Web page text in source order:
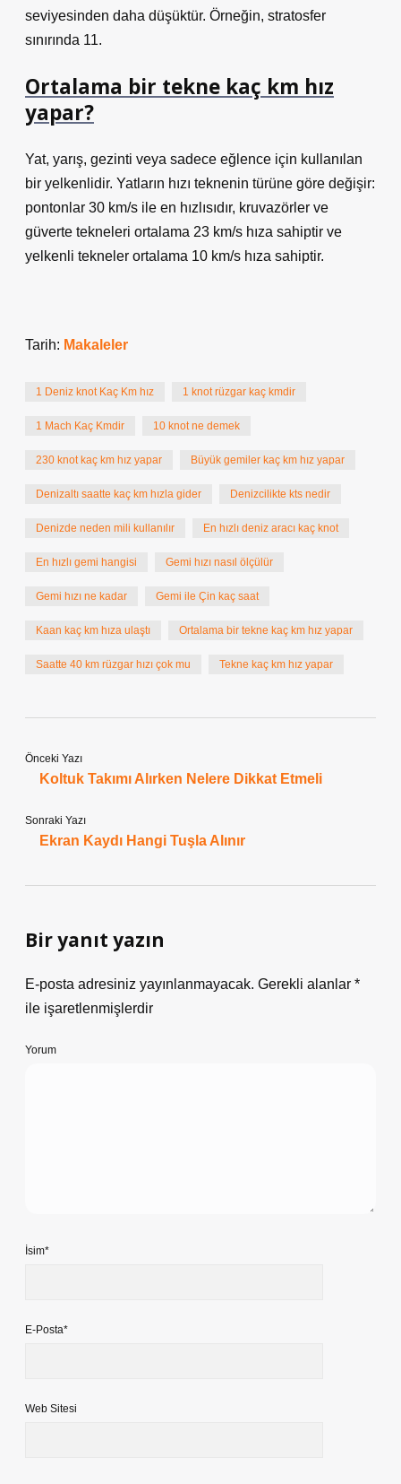
seviyesinden daha düşüktür. Örneğin, stratosfer
sınırında 11.
Ortalama bir tekne kaç km hız
yapar?
Yat, yarış, gezinti veya sadece eğlence için kullanılan
bir yelkenlidir. Yatların hızı teknenin türüne göre değişir:
pontonlar 30 km/s ile en hızlısıdır, kruvazörler ve
güverte tekneleri ortalama 23 km/s hıza sahiptir ve
yelkenli tekneler ortalama 10 km/s hıza sahiptir.
Tarih: Makaleler
1 Deniz knot Kaç Km hız 1 knot rüzgar kaç kmdir
1 Mach Kaç Kmdir 10 knot ne demek
230 knot kaç km hız yapar Büyük gemiler kaç km hız yapar
Denizaltı saatte kaç km hızla gider Denizcilikte kts nedir
Denizde neden mili kullanılır En hızlı deniz aracı kaç knot
En hızlı gemi hangisi Gemi hızı nasıl ölçülür
Gemi hızı ne kadar Gemi ile Çin kaç saat
Kaan kaç km hıza ulaştı Ortalama bir tekne kaç km hız yapar
Saatte 40 km rüzgar hızı çok mu Tekne kaç km hız yapar
Önceki Yazı
Koltuk Takımı Alırken Nelere Dikkat Etmeli
Sonraki Yazı
Ekran Kaydı Hangi Tuşla Alınır
Bir yanıt yazın
E-posta adresiniz yayınlanmayacak. Gerekli alanlar *
ile işaretlenmişlerdir
Yorum
İsim*
E-Posta*
Web Sitesi